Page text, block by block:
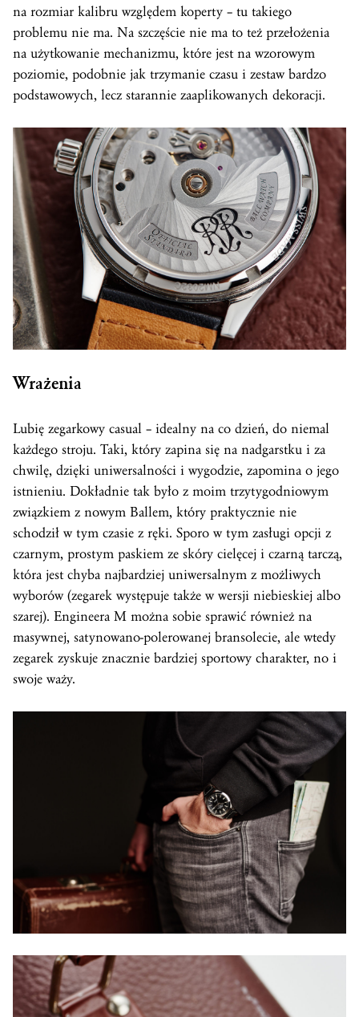
na rozmiar kalibru względem koperty – tu takiego
problemu nie ma. Na szczęście nie ma to też przełożenia
na użytkowanie mechanizmu, które jest na wzorowym
poziomie, podobnie jak trzymanie czasu i zestaw bardzo
podstawowych, lecz starannie zaaplikowanych dekoracji.
Wrażenia
Lubię zegarkowy casual – idealny na co dzień, do niemal
każdego stroju. Taki, który zapina się na nadgarstku i za
chwilę, dzięki uniwersalności i wygodzie, zapomina o jego
istnieniu. Dokładnie tak było z moim trzytygodniowym
związkiem z nowym Ballem, który praktycznie nie
schodził w tym czasie z ręki. Sporo w tym zasługi opcji z
czarnym, prostym paskiem ze skóry cielęcej i czarną tarczą,
która jest chyba najbardziej uniwersalnym z możliwych
wyborów (zegarek występuje także w wersji niebieskiej albo
szarej). Engineera M można sobie sprawić również na
masywnej, satynowano-polerowanej bransolecie, ale wtedy
zegarek zyskuje znacznie bardziej sportowy charakter, no i
swoje waży.